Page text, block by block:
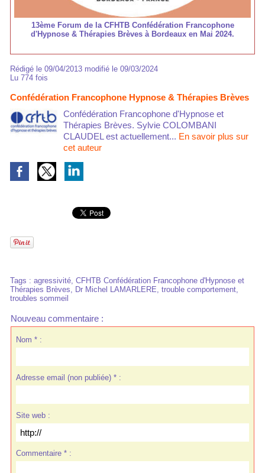
13ème Forum de la CFHTB Confédération Francophone
d'Hypnose & Thérapies Brèves à Bordeaux en Mai 2024.
Rédigé le 09/04/2013 modifié le 09/03/2024
Lu 774 fois
Confédération Francophone Hypnose & Thérapies Brèves
Confédération Francophone d'Hypnose et
Thérapies Brèves. Sylvie COLOMBANI
CLAUDEL est actuellement... En savoir plus sur
cet auteur
Tags : agressivité, CFHTB Confédération Francophone d'Hypnose et
Thérapies Brèves, Dr Michel LAMARLERE, trouble comportement,
troubles sommeil
Nouveau commentaire :
Nom * :
Adresse email (non publiée) * :
Site web :
Commentaire * :